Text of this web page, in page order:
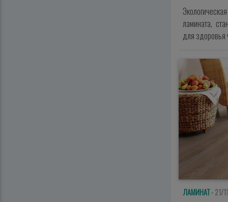
ламината,
для здоровья
ЛАМИНАТ- 21/